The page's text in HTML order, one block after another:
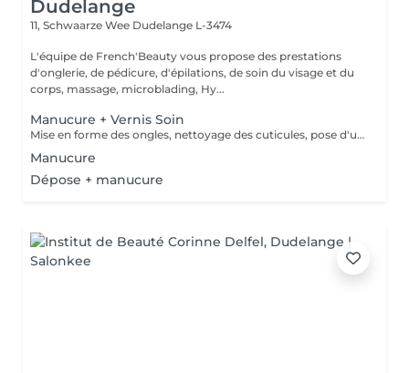
Dudelange
11, Schwaarze Wee Dudelange L-3474
L'équipe de French'Beauty vous propose des prestations
d'onglerie, de pédicure, d'épilations, de soin du visage et du
corps, massage, microblading, Hy...
Manucure + Vernis Soin
Mise en forme des ongles, nettoyage des cuticules, pose d'une base de vernis SOIN et crème.
Manucure
Dépose + manucure